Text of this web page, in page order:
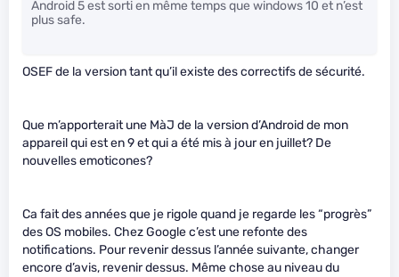
Android 5 est sorti en même temps que windows 10 et n’est
plus safe.
OSEF de la version tant qu’il existe des correctifs de sécurité.
Que m’apporterait une MàJ de la version d’Android de mon
appareil qui est en 9 et qui a été mis à jour en juillet? De
nouvelles emoticones?
Ca fait des années que je rigole quand je regarde les “progrès”
des OS mobiles. Chez Google c’est une refonte des
notifications. Pour revenir dessus l’année suivante, changer
encore d’avis, revenir dessus. Même chose au niveau du